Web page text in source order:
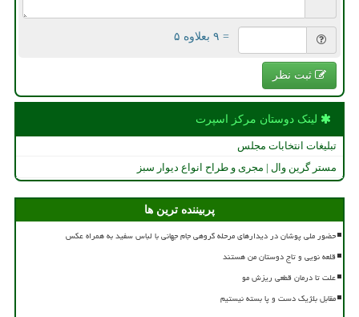
= ۹ بعلاوه ۵
ثبت نظر
لینک دوستان مركز اسپرت
تبلیغات انتخابات مجلس
مستر گرین وال | مجری و طراح انواع دیوار سبز
پربیننده ترین ها
حضور ملی پوشان در دیدارهای مرحله گروهی جام جهانی با لباس سفید به همراه عکس
قلعه نویی و تاج دوستان من هستند
علت تا درمان قطعی ریزش مو
مقابل بلژیک دست و پا بسته نیستیم